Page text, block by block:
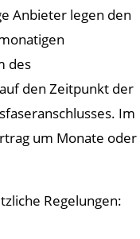
Anbieter legen den
des
den Zeitpunkt der
Im
um Monate oder
Regelungen: